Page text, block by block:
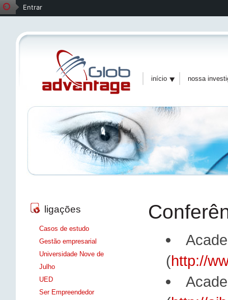
início nossa
(http://
ligações
Casos de estudo
Gestão empresarial
Universidade Nove de
Julho
UED
Ser Empreendedor
Entrar